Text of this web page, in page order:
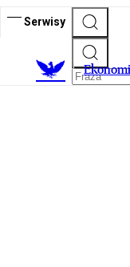
Serwisy